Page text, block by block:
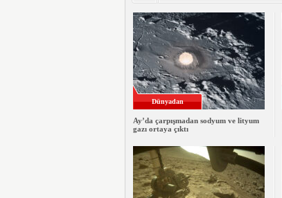
Dünyadan
Ay’da çarpışmadan sodyum ve lityum
gazı ortaya çıktı